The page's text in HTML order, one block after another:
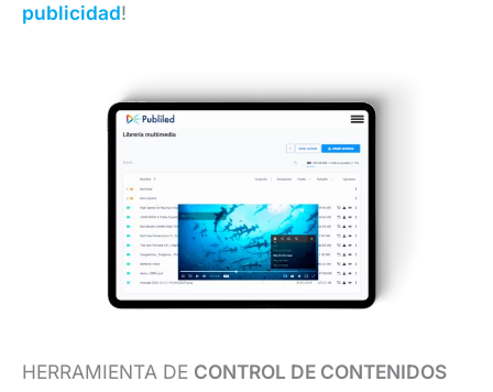
publicidad!
HERRAMIENTA DE CONTROL DE CONTENIDOS